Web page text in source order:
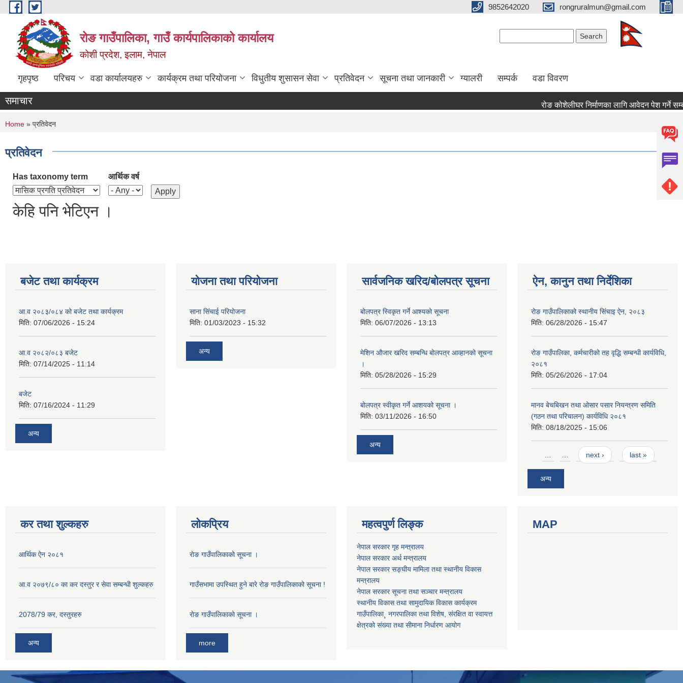
Skip to main content 9852642020 rongruralmun@gmail.com
रोङ गाउँपालिका, गाउँ कार्यपालिकाको कार्यालय
कोशी प्रदेश, इलाम, नेपाल
गृहपृष्ठ परिचय वडा कार्यालयहरु कार्यक्रम तथा परियोजना विधुतीय शुसासन सेवा प्रतिवेदन सूचना तथा जानकारी ग्यालरी सम्पर्क वडा विवरण
समाचार रोङ कोशेलीघर निर्माणका लागि आवेदन पेश गर्ने
You are here
Home » प्रतिवेदन
प्रतिवेदन
Has taxonomy term आर्थिक वर्ष
केहि पनि भेटिएन ।
बजेट तथा कार्यक्रम
आ.व २०८३/०८४ को बजेट तथा कार्यक्रम
मिति: 07/06/2026 - 15:24
आ.व २०८२/०८३ बजेट
मिति: 07/14/2025 - 11:14
बजेट
मिति: 07/16/2024 - 11:29
अन्य
योजना तथा परियोजना
साना सिंचाई परियोजना
मिति: 01/03/2023 - 15:32
अन्य
सार्वजनिक खरिद/बोलपत्र सूचना
बोलपत्र स्विकृत गर्ने आश्यको सूचना
मिति: 06/07/2026 - 13:13
मेशिन औजार खरिद सम्बन्धि बोलपत्र आव्हानको सूचना
।
मिति: 05/28/2026 - 15:29
बोलपत्र स्वीकृत गर्ने आशयको सूचना ।
मिति: 03/11/2026 - 16:50
अन्य
ऐन, कानुन तथा निर्देशिका
रोङ गाउँपालिकाको स्थानीय सिंचाइ ऐन, २०८३
मिति: 06/28/2026 - 15:47
रोङ गाउँपालिका, कर्मचारीको तह वृद्धि सम्बन्धी कार्यविधि,
२०८१
मिति: 05/26/2026 - 17:04
मानव बेचबिखन तथा ओसार पसार नियन्त्रण समिति
(गठन तथा परिचालन) कार्यविधि २०८१
मिति: 08/18/2025 - 15:06
Pages next › last »
अन्य
कर तथा शुल्कहरु
आर्थिक ऐन २०८१
आ.व २०७९/८० का कर दस्तुर र सेवा सम्बन्धी शुल्कहरु
2078/79 कर, दस्तुरहरु
अन्य
लोकप्रिय
राेङ गाउँपालिकाको सूचना ।
गाउँसभामा उपस्थित हुने बारे रोङ गाउँपालिकाको सूचना !
राेङ गाउँपालिकाको सूचना ।
more
महत्वपुर्ण लिङ्क
नेपाल सरकार गृह मन्त्रालय
नेपाल सरकार अर्थ मन्त्रालय
नेपाल सरकार सङ्घीय मामिला तथा स्थानीय विकास
मन्त्रालय
नेपाल सरकार सूचना तथा सञ्चार मन्त्रालय
स्थानीय विकास तथा सामुदायिक विकास कार्यक्रम
गाउँपालिका¸ नगरपालिका तथा विशेष, संरक्षित वा स्वायत्त
क्षेत्रको संख्या तथा सीमाना निर्धारण आयोग
MAP